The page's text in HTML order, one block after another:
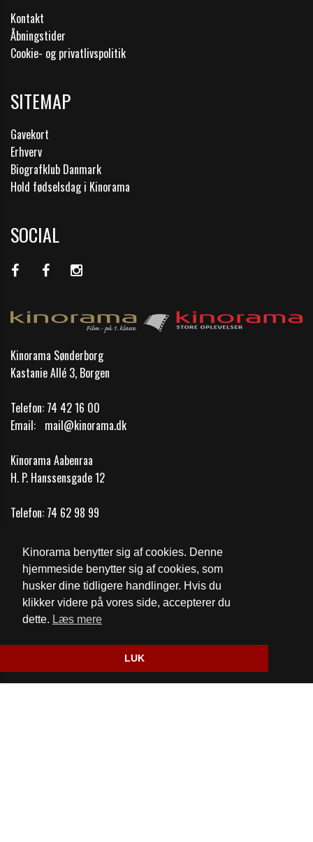
Kinorama benytter sig af cookies. Denne
hjemmeside benytter sig af cookies, som
husker dine tidligere handlinger. Hvis du
klikker videre på vores side, accepterer du
dette. Læs mere
LUK
Kontakt
Åbningstider
Cookie- og privatlivspolitik
SITEMAP
Gavekort
Erhverv
Biografklub Danmark
Hold fødselsdag i Kinorama
SOCIAL
Kinorama Sønderborg
Kastanie Allé 3, Borgen
Telefon: 74 42 16 00
Email: mail@kinorama.dk
Kinorama Aabenraa
H. P. Hanssensgade 12
Telefon: 74 62 98 99
Cookie- og privatlivspolitik
Fødevarestyrelsens kontrolrapport